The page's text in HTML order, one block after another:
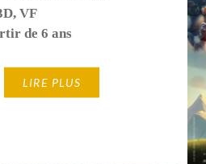
,VF
de 6 ans
LIRE PLUS